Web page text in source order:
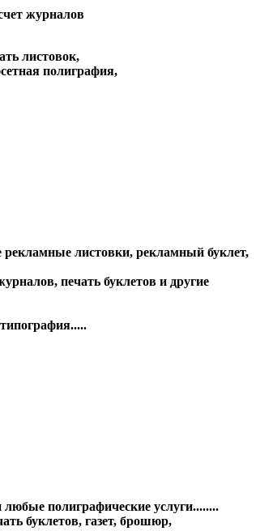
журналов
листовок,
полиграфия,
рекламные листовки, рекламный буклет,
печать буклетов и другие
полиграфические услуги........
буклетов, газет, брошюр,